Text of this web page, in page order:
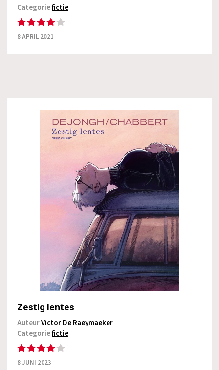
Categoriefictie
8 APRIL 2021
Zestig lentes
AuteurVictor De Raeymaeker
Categoriefictie
8 JUNI 2023